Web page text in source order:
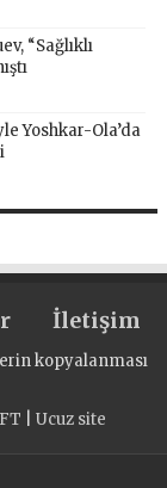
“Sağlıklı
Yoshkar-Ola’da
İletişim
kopyalanması
Ucuz site